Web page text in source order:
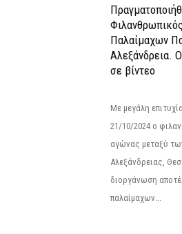
Παλαίμαχων
Αλεξάνδρεια.
σε βίντεο
Με μεγάλη
21/10/2024 ο
αγώνας μεταξύ
Αλεξάνδρειας,
διοργάνωση
παλαίμαχων...